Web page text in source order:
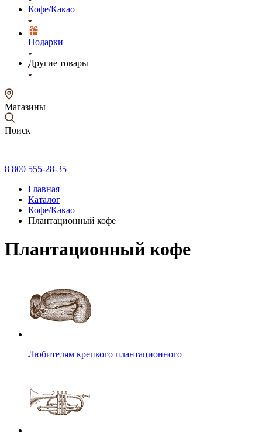
Кофе/Какао
Подарки
Другие товары
Магазины
Поиск
8 800 555-28-35
Главная
Каталог
Кофе/Какао
Плантационный кофе
Плантационный кофе
Любителям крепкого плантационного